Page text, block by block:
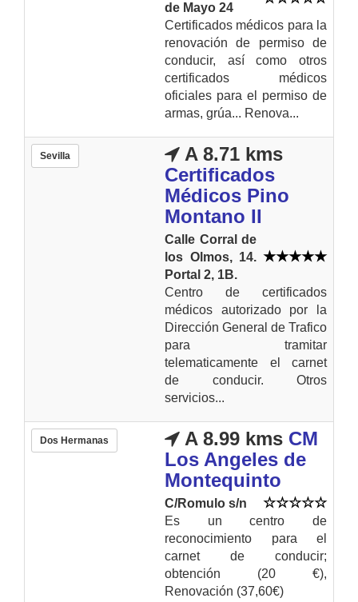
de Mayo 24
Certificados médicos para la
renovación de permiso de
conducir, así como otros
certificados médicos
oficiales para el permiso de
armas, grúa... Renova...
Sevilla
A 8.71 kms
Certificados
Médicos Pino
Montano II
Calle Corral de
los Olmos, 14.
Portal 2, 1B.
Centro de certificados
médicos autorizado por la
Dirección General de Trafico
para tramitar
telematicamente el carnet
de conducir. Otros
servicios...
Dos Hermanas A 8.99 kms CM
Los Angeles de
Montequinto
C/Romulo s/n
Es un centro de
reconocimiento para el
carnet de conducir;
obtención (20 €),
Renovación (37,60€)